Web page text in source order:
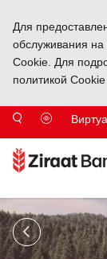
Для
обслуживания на
Cookie. Для
политикой